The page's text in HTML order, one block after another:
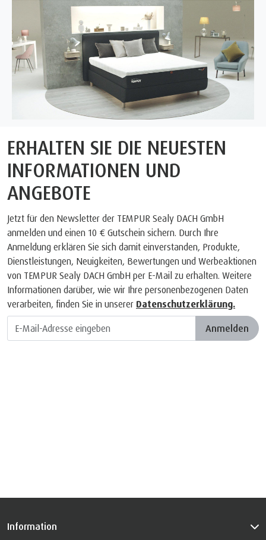
ERHALTEN SIE DIE NEUESTEN
INFORMATIONEN UND
ANGEBOTE
Jetzt für den Newsletter der TEMPUR Sealy DACH GmbH
anmelden und einen 10 € Gutschein sichern. Durch Ihre
Anmeldung erklären Sie sich damit einverstanden, Produkte,
Dienstleistungen, Neuigkeiten, Bewertungen und Werbeaktionen
von TEMPUR Sealy DACH GmbH per E-Mail zu erhalten. Weitere
Informationen darüber, wie wir Ihre personenbezogenen Daten
verarbeiten, finden Sie in unserer Datenschutzerklärung.
Anmelden
Information